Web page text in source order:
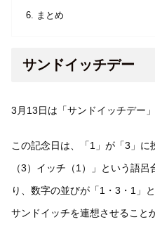
まとめ
サンドイッチデー
3月13日は「サンドイッチデー
この記念日は、「1」が「3」に
（3）イッチ（1）」という語
り、数字の並びが「1・3・1」
サンドイッチを連想させること